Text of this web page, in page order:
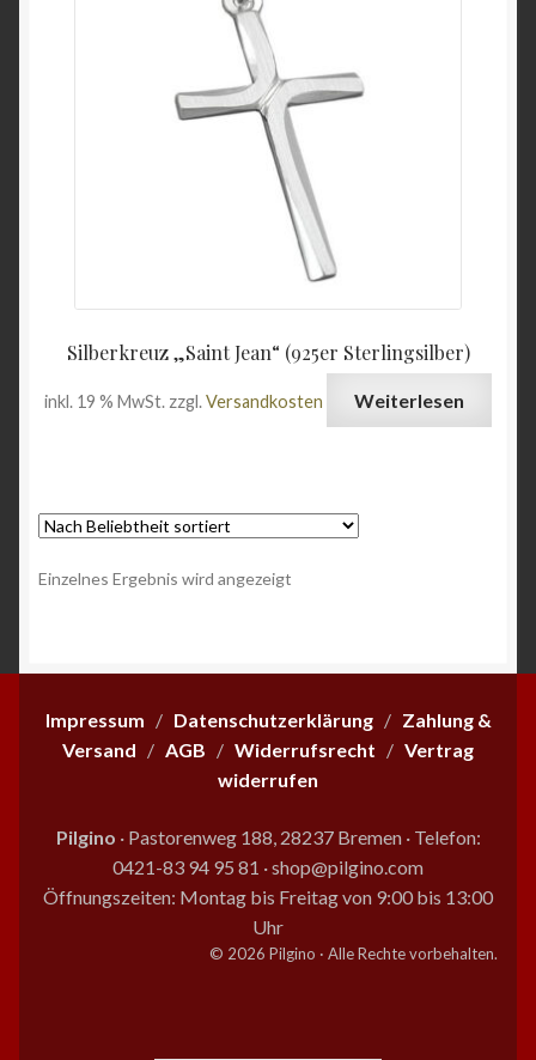
Silberkreuz „Saint Jean“ (925er Sterlingsilber)
inkl. 19 % MwSt. zzgl.Versandkosten Weiterlesen
Einzelnes Ergebnis wird angezeigt
Impressum / Datenschutzerklärung/ Zahlung &
Versand / AGB / Widerrufsrecht / Vertrag
widerrufen
Pilgino · Pastorenweg 188, 28237 Bremen ·Telefon:
0421-83 94 95 81 ·shop@pilgino.com
Öffnungszeiten: Montag bis Freitag von 9:00 bis 13:00
Uhr
© 2026 Pilgino · Alle Rechte vorbehalten.